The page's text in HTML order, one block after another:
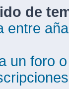
de
entre
un foro